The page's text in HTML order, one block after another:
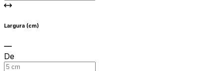
Largura (cm)
De